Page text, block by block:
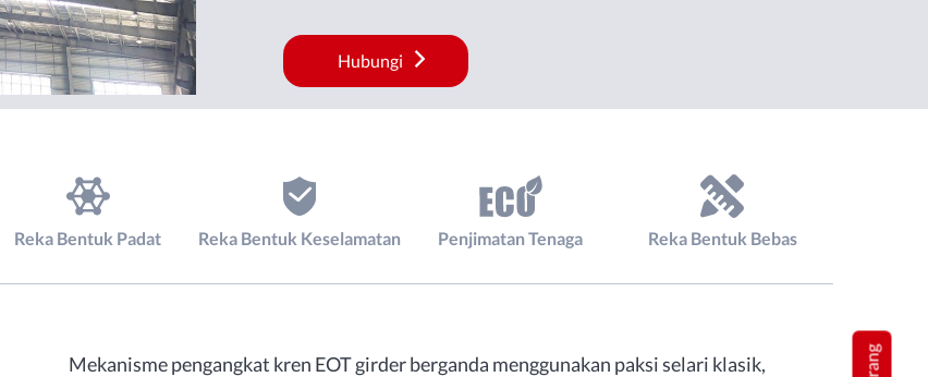
Hubungi
Reka Bentuk Padat Reka Bentuk Keselamatan Penjimatan Tenaga Reka Bentuk Bebas
Mekanisme pengangkat kren EOT girder berganda menggunakan paksi selari klasik,